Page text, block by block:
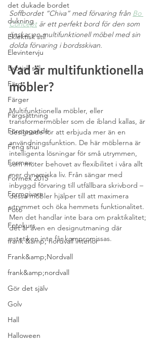
det dukade bordet
dukning
Eklektisk stil
Elevintervju
Exotisk stil
Färg
Färger
Färgsättning
Företagande
Feng shui
Formex
Formex 2015
Formgivare
Foto
Fotokurs
frank &amp; nordvall interior
Frank&amp;Nordvall
frank&amp;nordvall
Gör det själv
Golv
Hall
Halloween
Soffbordet “Chiva” med förvaring från Bo
Concept är ett perfekt bord för den som
önskar en multifunktionell möbel med sin
dolda förvaring i bordsskivan.
Vad är multifunktionella
möbler?
Multifunktionella möbler, eller
transformermöbler som de ibland kallas, är
designade för att erbjuda mer än en
användningsfunktion. De här möblerna är
intelligenta lösningar för små utrymmen,
som möter behovet av flexibilitet i våra allt
mer dynamiska liv. Från sängar med
inbyggd förvaring till utfällbara skrivbord –
dessa möbler hjälper till att maximera
utrymmet och öka hemmets funktionalitet.
Men det handlar inte bara om praktikalitet;
det är även en designutmaning där
estetiken inte får kompromissas.